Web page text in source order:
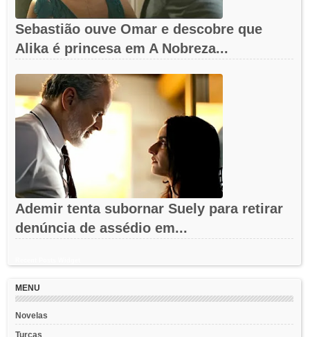
Sebastião ouve Omar e descobre que
Alika é princesa em A Nobreza...
Ademir tenta subornar Suely para retirar
denúncia de assédio em...
MENU
Novelas
Turcas